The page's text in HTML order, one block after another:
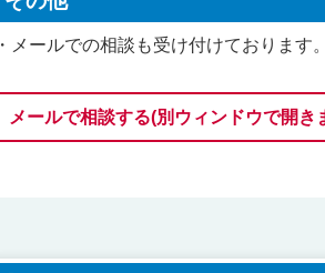
・メールでの相談も受け付けております。
メールで相談する(別ウィンドウで開き